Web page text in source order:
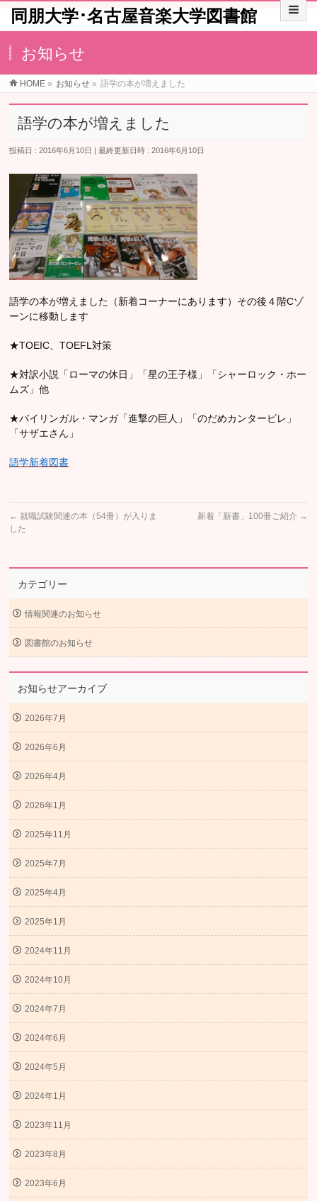
同朋大学･名古屋音楽大学図書館
お知らせ
HOME » お知らせ » 語学の本が増えました
語学の本が増えました
投稿日 : 2016年6月10日 最終更新日時 : 2016年6月10日
語学の本が増えました（新着コーナーにあります）その後４階Cゾ
ーンに移動します
★TOEIC、TOEFL対策
★対訳小説「ローマの休日」「星の王子様」「シャーロック・ホー
ムズ」他
★バイリンガル・マンガ「進撃の巨人」「のだめカンタービレ」
「サザエさん」
語学新着図書
← 就職試験関連の本（54冊）が入りま
した
新着「新書」100冊ご紹介 →
カテゴリー
情報関連のお知らせ
図書館のお知らせ
お知らせアーカイブ
2026年7月
2026年6月
2026年4月
2026年1月
2025年11月
2025年7月
2025年4月
2025年1月
2024年11月
2024年10月
2024年7月
2024年6月
2024年5月
2024年1月
2023年11月
2023年8月
2023年6月